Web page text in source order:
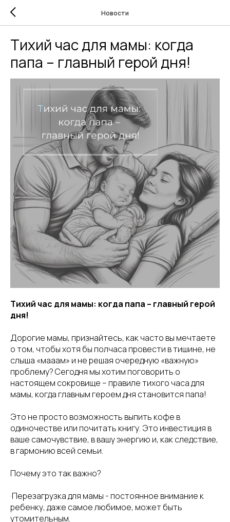
Новости
Тихий час для мамы: когда
папа – главный герой дня!
Тихий час для мамы: когда папа – главный герой
дня!
Дорогие мамы, признайтесь, как часто вы мечтаете
о том, чтобы хотя бы полчаса провести в тишине, не
слыша «мааам» и не решая очередную «важную»
проблему? Сегодня мы хотим поговорить о
настоящем сокровище – правиле тихого часа для
мамы, когда главным героем дня становится папа!
Это не просто возможность выпить кофе в
одиночестве или почитать книгу. Это инвестиция в
ваше самочувствие, в вашу энергию и, как следствие,
в гармонию всей семьи.
Почему это так важно?
·Перезагрузка для мамы - постоянное внимание к
ребенку, даже самое любимое, может быть
утомительным.